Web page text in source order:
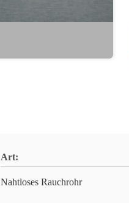
Art:
Nahtloses Rauchrohr